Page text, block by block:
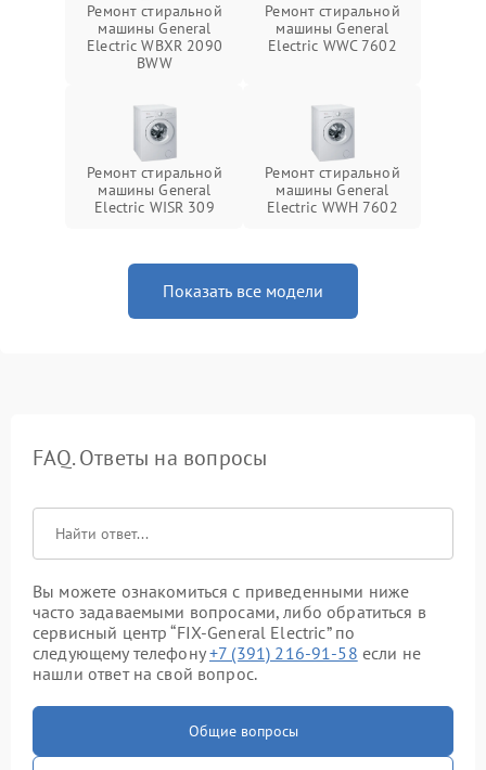
Ремонт стиральной
машины General
Electric WBXR 2090
BWW
Ремонт стиральной
машины General
Electric WWC 7602
Ремонт стиральной
машины General
Electric WISR 309
Ремонт стиральной
машины General
Electric WWH 7602
Показать все модели
FAQ. Ответы на вопросы
Вы можете ознакомиться с приведенными ниже
часто задаваемыми вопросами, либо обратиться в
сервисный центр “FIX-General Electric” по
следующему телефону+7 (391) 216-91-58 если не
нашли ответ на свой вопрос.
Общие вопросы